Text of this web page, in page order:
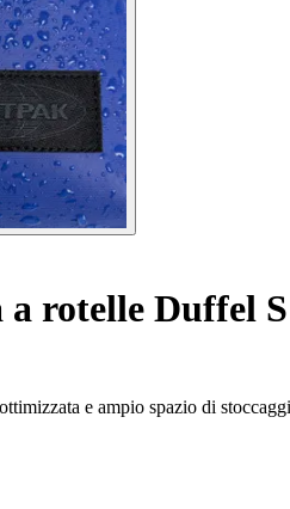
a rotelle Duffel S
e ampio spazio di